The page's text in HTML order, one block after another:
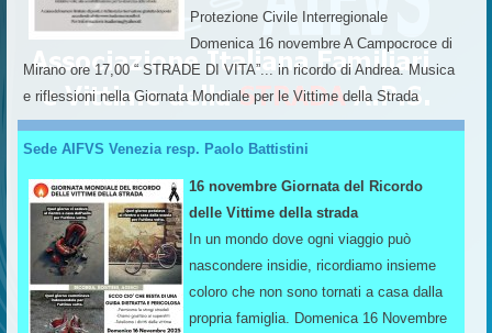
Protezione Civile Interregionale
Domenica 16 novembre A Campocroce di
Mirano ore 17,00 “ STRADE DI VITA”... in ricordo di Andrea. Musica
e riflessioni nella Giornata Mondiale per le Vittime della Strada
Sede AIFVS Venezia resp. Paolo Battistini
16 novembre Giornata del Ricordo
delle Vittime della strada
In un mondo dove ogni viaggio può
nascondere insidie, ricordiamo insieme
coloro che non sono tornati a casa dalla
propria famiglia. Domenica 16 Novembre